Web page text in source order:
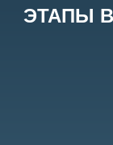
ЭТАПЫ